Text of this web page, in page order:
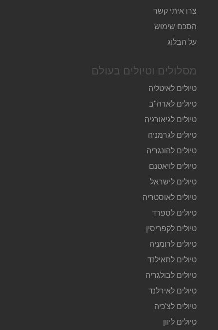
צרו איתי קשר
הסכם שימוש
על הבלוג
מסלולים וטיולים בעולם
טיולים לאיטליה
טיולים לארה"ב
טיולים לגיאורגיה
טיולים לגרמניה
טיולים להונגריה
טיולים לויאטנם
טיולים לישראל
טיולים לאוסטריה
טיולים לספרד
טיולים לקפריסין
טיולים לרומניה
טיולים לתאילנד
טיולים לבולגריה
טיולים לאירלנד
טיולים לצ'כיה
טיולים ליוון